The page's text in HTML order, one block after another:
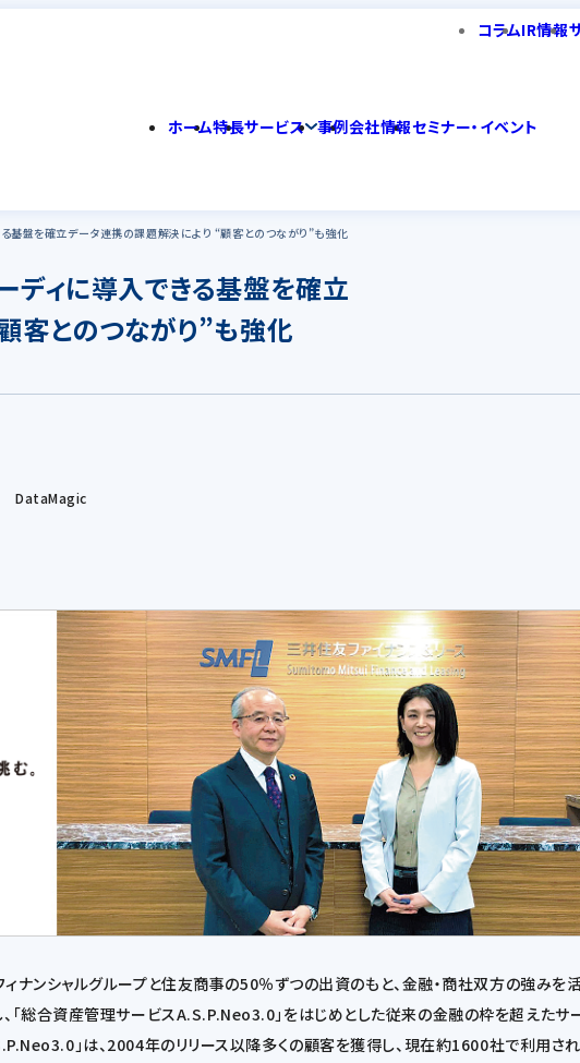
コラムIR情報
ホーム特長サービス 事例会社情報セミナー・イベント
基盤を確立データ連携の課題解決により “顧客とのつながり”も強化
ディに導入できる基盤を確立
客とのつながり”も強化
DataMagic
ナンシャルグループと住友商事の50％ずつの出資のもと、金融・商社双方の強みを
「総合資産管理サービスA.S.P.Neo3.0」をはじめとした従来の金融の枠を超えた
」は、2004年のリリース以降多くの顧客を獲得し、現在約1600社で利用さ